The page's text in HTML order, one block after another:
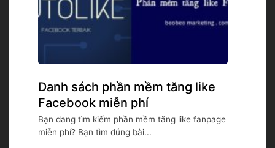
Danh sách phần mềm tăng like
Facebook miễn phí
Bạn đang tìm kiếm phần mềm tăng like fanpage
miễn phí? Bạn tìm đúng bài...